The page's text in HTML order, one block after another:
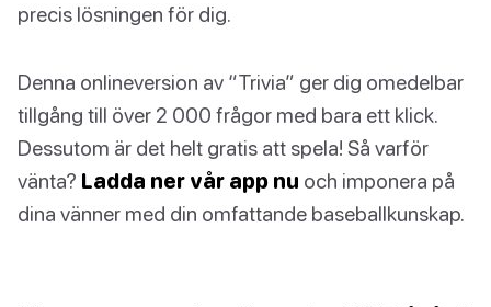
precis lösningen för dig.
Denna onlineversion av “Trivia” ger dig omedelbar
tillgång till över 2 000 frågor med bara ett klick.
Dessutom är det helt gratis att spela! Så varför
vänta? Ladda ner vår app nu och imponera på
dina vänner med din omfattande baseballkunskap.